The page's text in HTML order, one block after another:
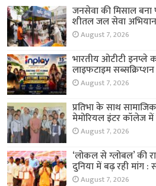
जनसेवा की मिसाल बना
शीतल जल सेवा अभियान
August 7, 2026
भारतीय ओटीटी इनप्ले
लाइफटाइम
August 7, 2026
प्रतिभा के साथ
मेमोरियल इंटर कॉलेज में
August 7, 2026
‘लोकल से ग्लोबल’ की
दुनिया में बढ़ रही मांग :
August 7, 2026